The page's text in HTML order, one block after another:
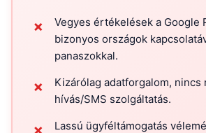
✗
Vegyes értékelések a
bizonyos országok
panaszokkal.
✗
Kizárólag adatforgalom, nincs
hívás/SMS szolgáltatás.
Lassú ügyféltámogatás